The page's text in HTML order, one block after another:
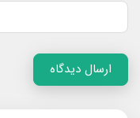
ارسال دیدگاه